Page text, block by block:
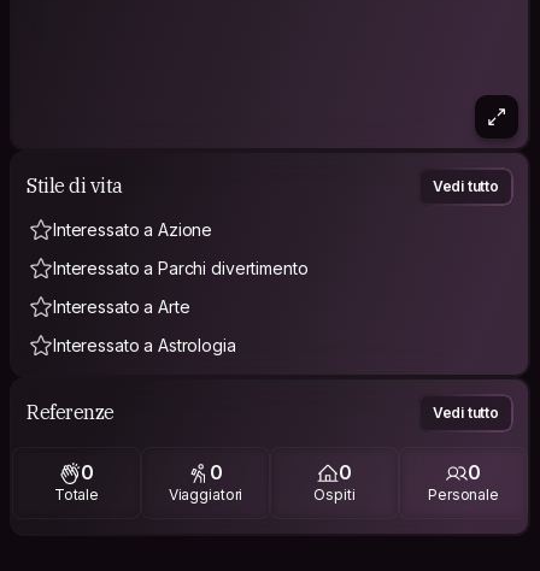
Stile di vita Vedi tutto
Interessato a Azione
Interessato a Parchi divertimento
Interessato a Arte
Interessato a Astrologia
Referenze Vedi tutto
0
Totale
0
Viaggiatori
0
Ospiti
0
Personale